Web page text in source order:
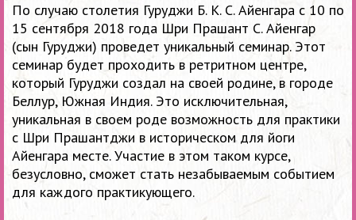
По случаю столетия Гуруджи Б. К. С. Айенгара с 10 по
15 сентября 2018 года Шри Прашант С. Айенгар
(сын Гуруджи) проведет уникальный семинар. Этот
семинар будет проходить в ретритном центре,
который Гуруджи создал на своей родине, в городе
Беллур, Южная Индия. Это исключительная,
уникальная в своем роде возможность для практики
с Шри Прашантджи в историческом для йоги
Айенгара месте. Участие в этом таком курсе,
безусловно, сможет стать незабываемым событием
для каждого практикующего.